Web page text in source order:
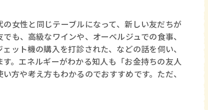
女性と同じテーブルになって、新しい友だちが
も、高級なワインや、オーベルジュでの食事、
ット機の購入を打診された、などの話を伺い、
。エネルギーがわかる知人も「お金持ちの友人
方や考え方もわかるのでおすすめです。ただ、